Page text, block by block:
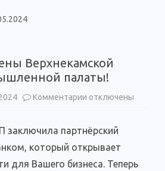
Верхнекамской
палаты!
Комментарии к
Верхнекамской
торгово-
промышленной
палаты!
отключены
заключила партнёрский
который открывает
для Вашего бизнеса. Теперь